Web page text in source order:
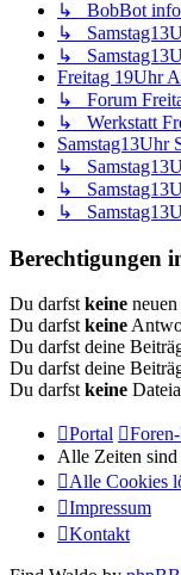
↳ BobBot
↳
↳
Freitag 19Uhr
↳ Forum
↳ Werkstatt
Samstag13Uhr
↳
↳
↳
Berechtigungen
Du darfstkeine
Du darfstkeine
Du darfst deine
Du darfst deine
Du darfstkeine
Portal
Alle Zeiten sind
Alle Cookies
Impressum
Kontakt